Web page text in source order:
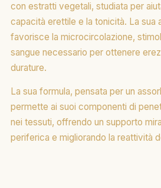
con estratti vegetali, studiata per
capacità erettile e la tonicità. La sua
favorisce la microcircolazione,
sangue necessario per ottenere
durature.
La sua formula, pensata per un
permette ai suoi componenti di
nei tessuti, offrendo un supporto
periferica e migliorando la reattività